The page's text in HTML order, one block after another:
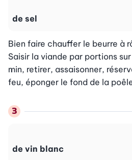
de sel
Bien faire chauffer le beurre à
Saisir la viande par portions
min, retirer, assaisonner,
feu, éponger le fond de la
de vin blanc